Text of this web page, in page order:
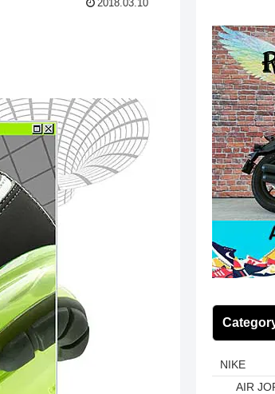
2018.03.10
NIKE
AIR